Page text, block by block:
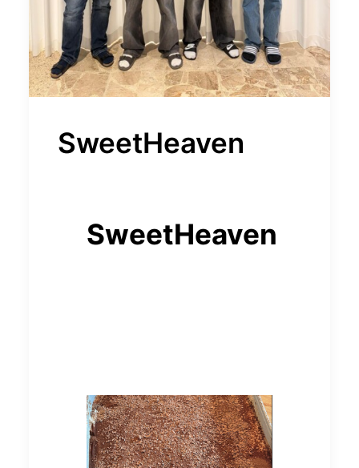
SweetHeaven
SweetHeaven